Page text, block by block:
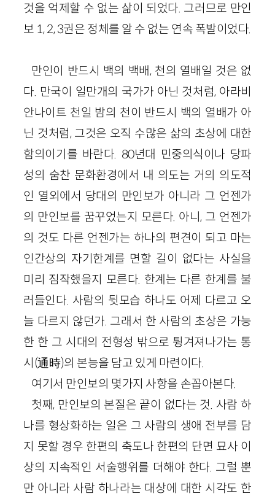
것을 억제할 수 없는 삶이 되었다. 그러므로 만인
보 1, 2, 3권은 정체를 알 수 없는 연속 폭발이었다.
만인이 반드시 백의 백배, 천의 열배일 것은 없
다. 만국이 일만개의 국가가 아닌 것처럼, 아라비
안나이트 천일 밤의 천이 반드시 백의 열배가 아
닌 것처럼, 그것은 오직 수많은 삶의 초상에 대한
함의이기를 바란다. 80년대 민중의식이나 당파
성의 숨찬 문화환경에서 내 의도는 거의 의도적
인 열외에서 당대의 만인보가 아니라 그 언젠가
의 만인보를 꿈꾸었는지 모른다. 아니, 그 언젠가
의 것도 다른 언젠가는 하나의 편견이 되고 마는
인간상의 자기한계를 면할 길이 없다는 사실을
미리 짐작했을지 모른다. 한계는 다른 한계를 불
러들인다. 사람의 뒷모습 하나도 어제 다르고 오
늘 다르지 않던가. 그래서 한 사람의 초상은 가능
한 한 그 시대의 전형성 밖으로 튕겨져나가는 통
시(通時)의 본능을 담고 있게 마련이다.
여기서 만인보의 몇가지 사항을 손꼽아본다.
첫째, 만인보의 본질은 끝이 없다는 것. 사람 하
나를 형상화하는 일은 그 사람의 생애 전부를 담
지 못할 경우 한편의 축도나 한편의 단면 묘사 이
상의 지속적인 서술행위를 더해야 한다. 그럴 뿐
만 아니라 사람 하나라는 대상에 대한 시각도 한